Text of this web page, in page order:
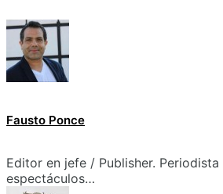
Fausto Ponce
Editor en jefe / Publisher.
espectáculos…